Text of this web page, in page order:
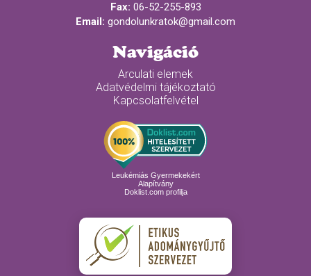
Fax: 06-52-255-893
Email: gondolunkratok@gmail.com
Navigáció
Arculati elemek
Adatvédelmi tájékoztató
Kapcsolatfelvétel
Leukémiás Gyermekekért
Alapítvány
Doklist.com profilja